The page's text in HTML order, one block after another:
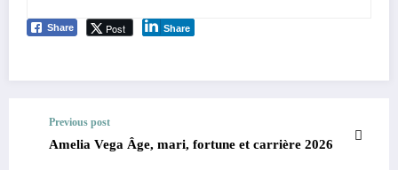
Share Post Share
Previous post
Amelia Vega Âge, mari, fortune et carrière 2026